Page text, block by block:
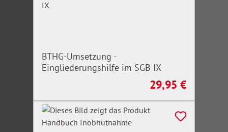
BTHG-Umsetzung -
Eingliederungshilfe im SGB IX
Regulärer Preis:
29,95 €